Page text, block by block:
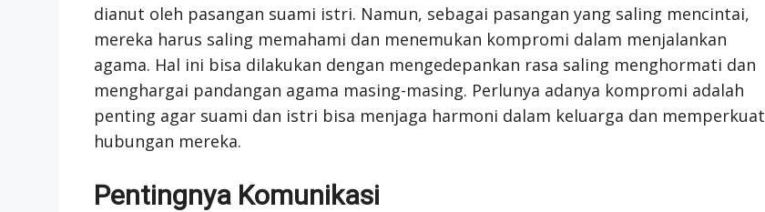
dianut oleh pasangan suami istri. Namun, sebagai pasangan yang saling mencintai,
mereka harus saling memahami dan menemukan kompromi dalam menjalankan
agama. Hal ini bisa dilakukan dengan mengedepankan rasa saling menghormati dan
menghargai pandangan agama masing-masing. Perlunya adanya kompromi adalah
penting agar suami dan istri bisa menjaga harmoni dalam keluarga dan memperkuat
hubungan mereka.
Pentingnya Komunikasi